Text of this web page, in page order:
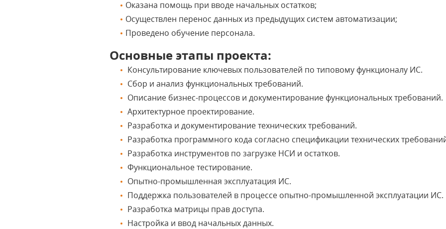
Оказана помощь при вводе начальных остатков;
Осуществлен перенос данных из предыдущих систем автоматизации;
Проведено обучение персонала.
Основные этапы проекта:
Консультирование ключевых пользователей по типовому функционалу ИС.
Сбор и анализ функциональных требований.
Описание бизнес-процессов и документирование функциональных требований.
Архитектурное проектирование.
Разработка и документирование технических требований.
Разработка программного кода согласно спецификации технических
Разработка инструментов по загрузке HСИ и остатков.
Функциональное тестирование.
Опытно-промышленная эксплуатация ИС.
Поддержка пользователей в процессе опытно-промышленной эксплуатации ИС.
Разработка матрицы прав доступа.
Настройка и ввод начальных данных.